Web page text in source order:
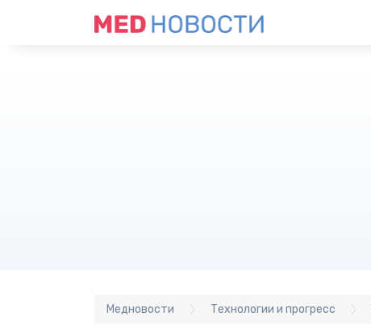
Медновости Технологии и прогресс